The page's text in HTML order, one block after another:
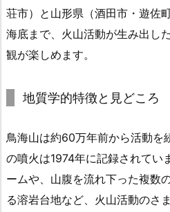
荘市）と山形県（酒田市・遊佐
海底まで、火山活動が生み出し
観が楽しめます。
地質学的特徴と見どころ
鳥海山は約60万年前から活動を
の噴火は1974年に記録されてい
ームや、山腹を流れ下った複数
る溶岩台地など、火山活動のさ